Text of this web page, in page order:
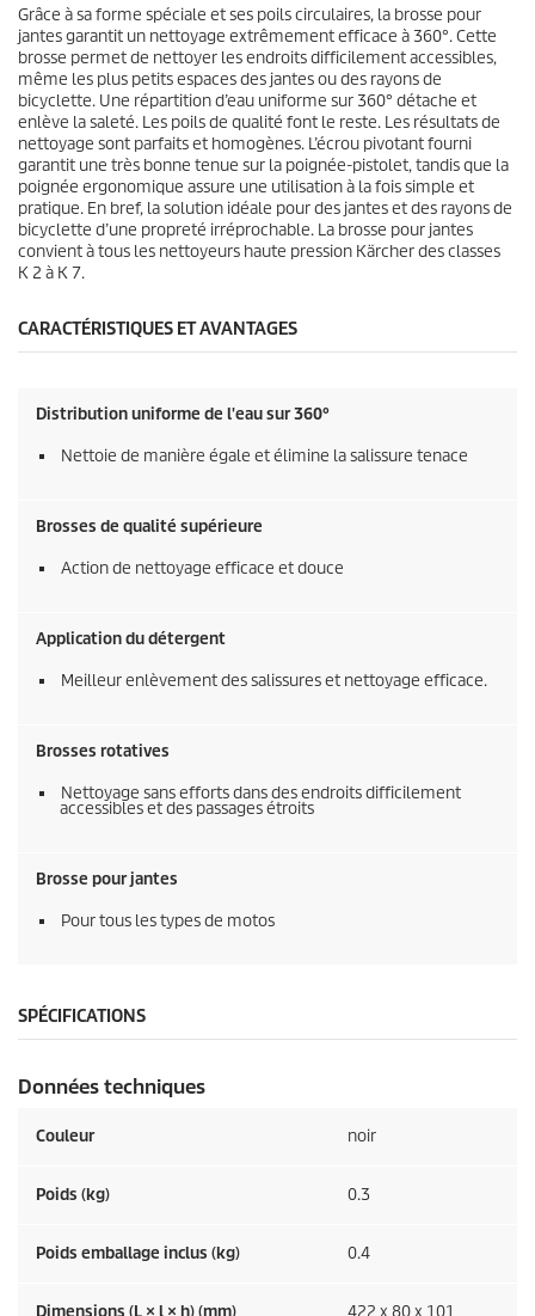
t3
a
v
i
s
Grâce à sa forme spéciale et ses poils circulaires, la brosse pour
jantes garantit un nettoyage extrêmement efficace à 360°. Cette
brosse permet de nettoyer les endroits difficilement accessibles,
même les plus petits espaces des jantes ou des rayons de
bicyclette. Une répartition d’eau uniforme sur 360° détache et
enlève la saleté. Les poils de qualité font le reste. Les résultats de
nettoyage sont parfaits et homogènes. L’écrou pivotant fourni
garantit une très bonne tenue sur la poignée-pistolet, tandis que la
poignée ergonomique assure une utilisation à la fois simple et
pratique. En bref, la solution idéale pour des jantes et des rayons de
bicyclette d’une propreté irréprochable. La brosse pour jantes
convient à tous les nettoyeurs haute pression Kärcher des classes
K 2 à K 7.
CARACTÉRISTIQUES ET AVANTAGES
Distribution uniforme de l'eau sur 360°
Nettoie de manière égale et élimine la salissure tenace
Brosses de qualité supérieure
Action de nettoyage efficace et douce
Application du détergent
Meilleur enlèvement des salissures et nettoyage efficace.
Brosses rotatives
Nettoyage sans efforts dans des endroits difficilement
accessibles et des passages étroits
Brosse pour jantes
Pour tous les types de motos
SPÉCIFICATIONS
Données techniques
Couleur noir
Poids (kg) 0.3
Poids emballage inclus (kg) 0.4